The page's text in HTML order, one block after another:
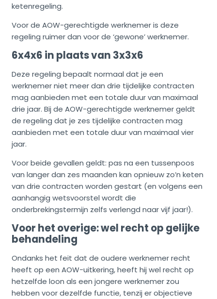
ketenregeling.
Voor de AOW-gerechtigde werknemer is deze
regeling ruimer dan voor de ‘gewone’ werknemer.
6x4x6 in plaats van 3x3x6
Deze regeling bepaalt normaal dat je een
werknemer niet meer dan drie tijdelijke contracten
mag aanbieden met een totale duur van maximaal
drie jaar. Bij de AOW-gerechtigde werknemer geldt
de regeling dat je zes tijdelijke contracten mag
aanbieden met een totale duur van maximaal vier
jaar.
Voor beide gevallen geldt: pas na een tussenpoos
van langer dan zes maanden kan opnieuw zo’n keten
van drie contracten worden gestart (en volgens een
aanhangig wetsvoorstel wordt die
onderbrekingstermijn zelfs verlengd naar vijf jaar!).
Voor het overige: wel recht op gelijke
behandeling
Ondanks het feit dat de oudere werknemer recht
heeft op een AOW-uitkering, heeft hij wel recht op
hetzelfde loon als een jongere werknemer zou
hebben voor dezelfde functie, tenzij er objectieve